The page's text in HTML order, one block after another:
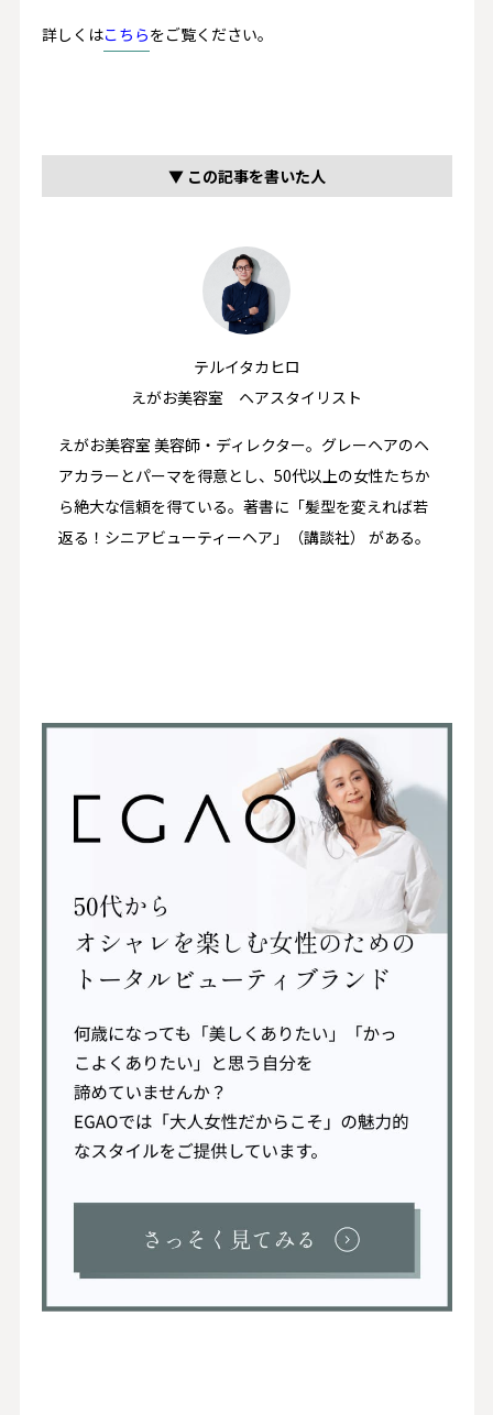
詳しくはこちらをご覧ください。
▼ この記事を書いた人
テルイタカヒロ
えがお美容室 ヘアスタイリスト
えがお美容室 美容師・ディレクター。グレーヘアのヘ
アカラーとパーマを得意とし、50代以上の女性たちか
ら絶大な信頼を得ている。著書に「髪型を変えれば若
返る！シニアビューティーヘア」（講談社） がある。